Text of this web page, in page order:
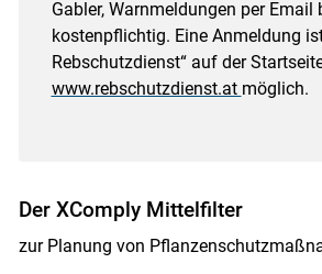
Gabler, Warnmeldungen per Email
kostenpflichtig. Eine Anmeldung
Rebschutzdienst“ auf der
www.rebschutzdienst.at möglich.
Der XComply Mittelfilter
zur Planung von